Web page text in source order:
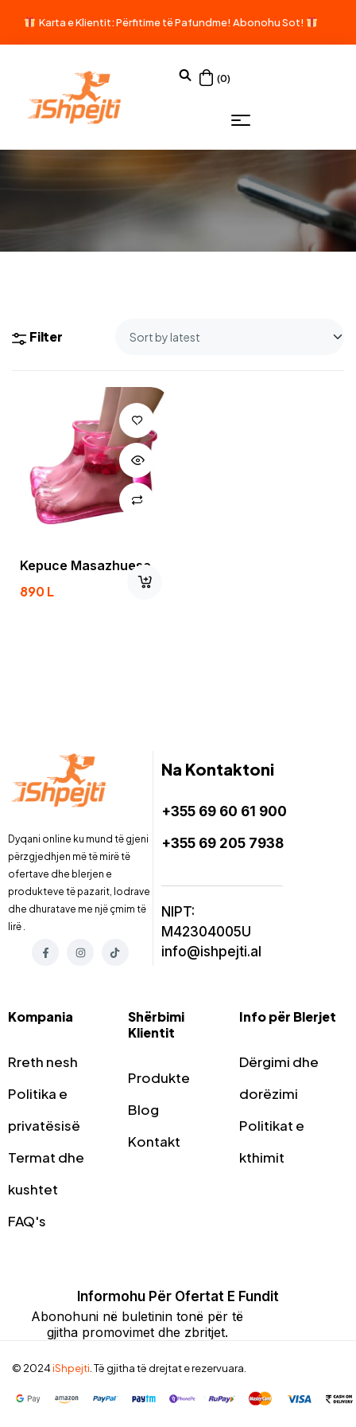
Karta e Klientit: Përfitime të Pafundme! Abonohu Sot!
(0)
Filter
Kepuce Masazhuese
890L
Dyqani online ku mund të gjeni
përzgjedhjen më të mirë të
ofertave dhe blerjen e
produkteve të pazarit, lodrave
dhe dhuratave me një çmim të
lirë .
Na Kontaktoni
+355 69 60 61 900
+355 69 205 7938
NIPT:
M42304005U
info@ishpejti.al
Kompania
Rreth nesh
Politika e
privatësisë
Termat dhe
kushtet
FAQ's
Shërbimi
Klientit
Produkte
Blog
Kontakt
Info për Blerjet
Dërgimi dhe
dorëzimi
Politikat e
kthimit
Informohu Për Ofertat E Fundit
Abonohuni në buletinin tonë për të
gjitha promovimet dhe zbritjet.
© 2024iShpejti. Të gjitha të drejtat e rezervuara.